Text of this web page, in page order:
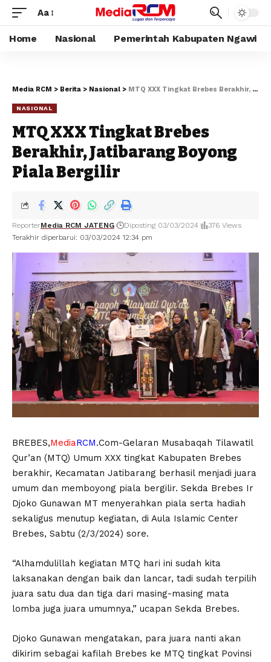
Aa
Home Nasional Pemerintah Kabupaten Ngawi
Media RCM > Berita > Nasional > MTQ XXX Tingkat Brebes Berakhir, Jatibarang Boyong Piala Bergilir
NASIONAL
MTQ XXX Tingkat Brebes
Berakhir, Jatibarang Boyong
Piala Bergilir
Terakhir diperbarui: 03/03/2024 12:34 pm
ReporterMedia RCM JATENG Diposting 03/03/2024 376 Views
BREBES,MediaRCM.Com-Gelaran Musabaqah Tilawatil
Qur’an (MTQ) Umum XXX tingkat Kabupaten Brebes
berakhir, Kecamatan Jatibarang berhasil menjadi juara
umum dan memboyong piala bergilir. Sekda Brebes Ir
Djoko Gunawan MT menyerahkan piala serta hadiah
sekaligus menutup kegiatan, di Aula Islamic Center
Brebes, Sabtu (2/3/2024) sore.
“Alhamdulillah kegiatan MTQ hari ini sudah kita
laksanakan dengan baik dan lancar, tadi sudah terpilih
juara satu dua dan tiga dari masing-masing mata
lomba juga juara umumnya,” ucapan Sekda Brebes.
Djoko Gunawan mengatakan, para juara nanti akan
dikirim sebagai kafilah Brebes ke MTQ tingkat Povinsi